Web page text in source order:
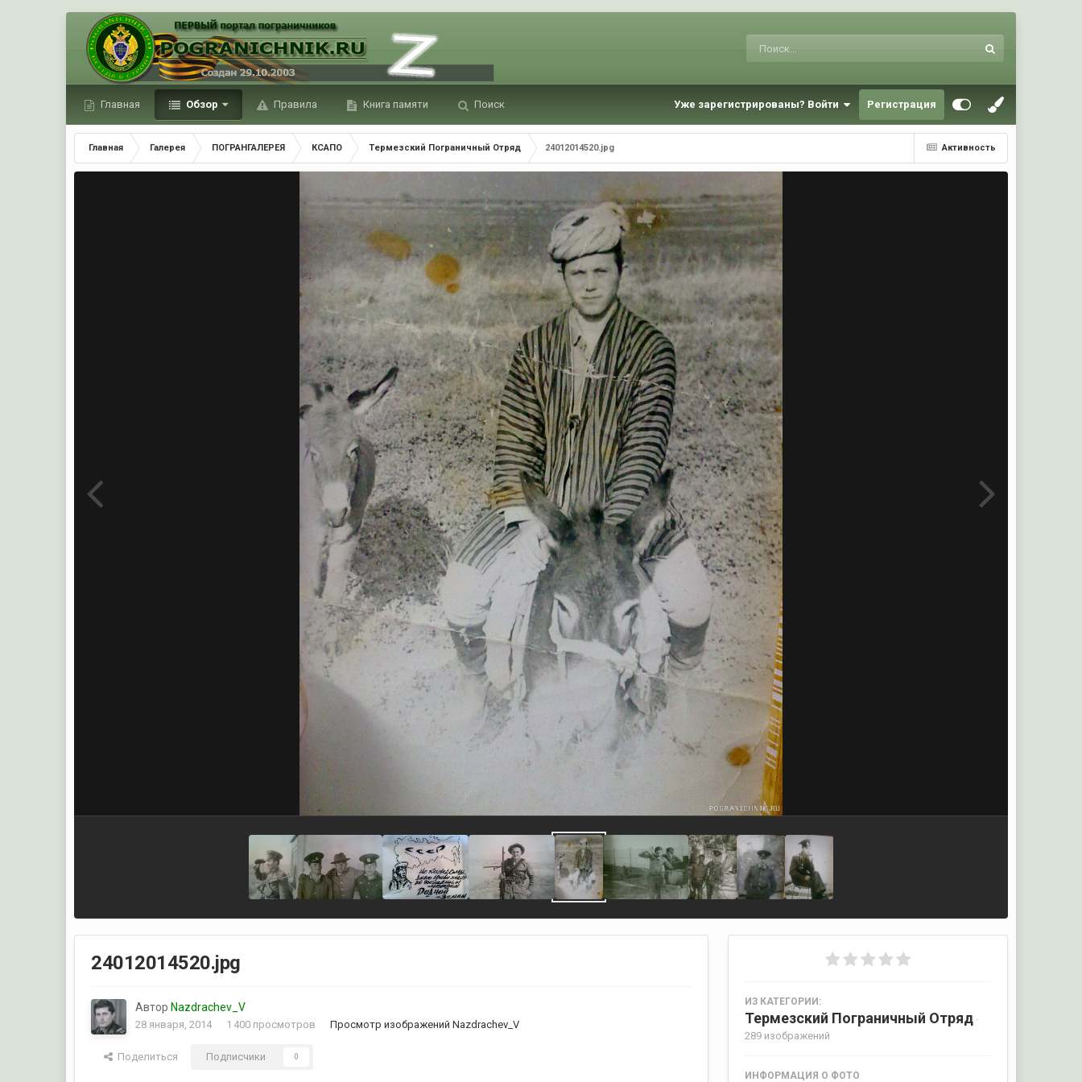
Главная Обзор Правила Книга памяти Поиск Уже зарегистрированы? Войти Регистрация
Активность
Главная Галерея ПОГРАНГАЛЕРЕЯ КСАПО Термезский Пограничный Отряд 24012014520.jpg
24012014520.jpg
Автор Nazdrachev_V
28 января, 2014 1 400 просмотров Просмотр изображений Nazdrachev_V
Поделиться Подписчики 0
ИЗ КАТЕГОРИИ:
Термезский Пограничный Отряд ·
289 изображений
ИНФОРМАЦИЯ О ФОТО